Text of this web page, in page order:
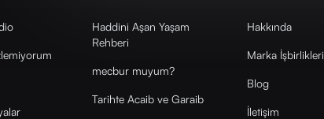
Haddini Aşan Yaşam
Rehberi
mecbur muyum?
Tarihte Acaib ve Garaib
Hakkında
Marka İşbirlikleri
Blog
İletişim